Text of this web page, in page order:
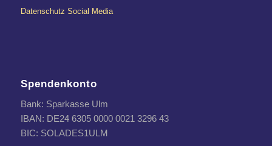
Datenschutz Social Media
Spendenkonto
Bank: Sparkasse Ulm
IBAN: DE24 6305 0000 0021 3296 43
BIC: SOLADES1ULM